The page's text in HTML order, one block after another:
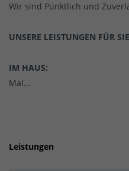
Wir sind Pünktlich und
UNSERE LEISTUNGEN FÜR
IM HAUS:
Mal...
Leistungen